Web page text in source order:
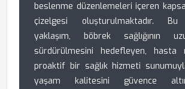
beslenme düzenlemeleri içeren
çizelgesi oluşturulmaktadır.
yaklaşım, böbrek sağlığının
sürdürülmesini hedefleyen, hasta
proaktif bir sağlık hizmeti
yaşam kalitesini güvence